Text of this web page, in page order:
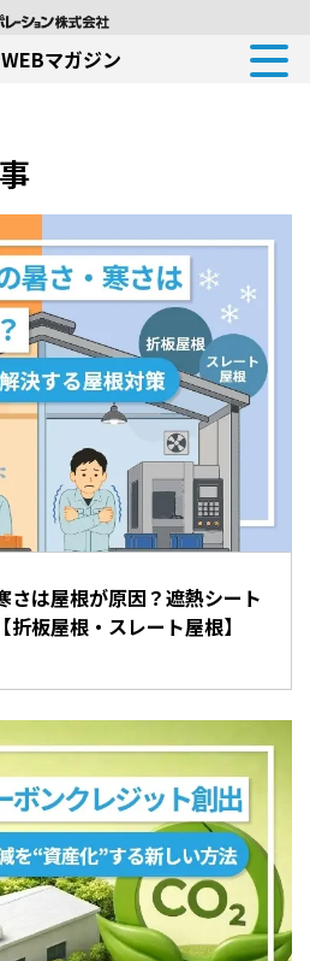
マガジン
さは屋根が原因？遮熱シート
板屋根・スレート屋根】